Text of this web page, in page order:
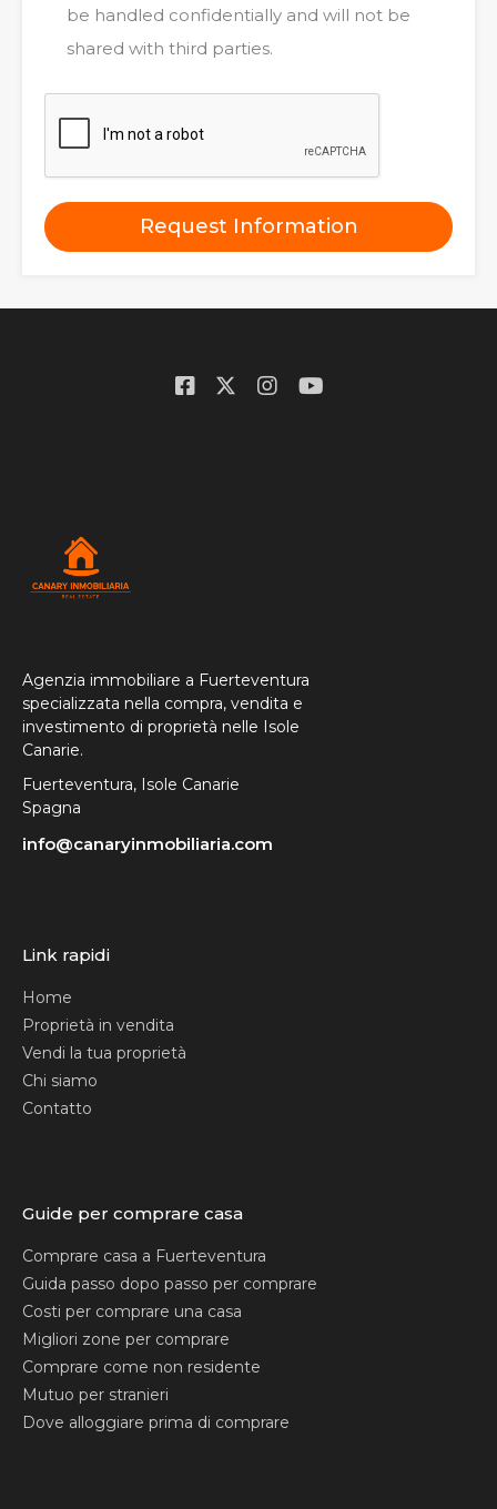
be handled confidentially and will not be
shared with third parties.
Request Information
Agenzia immobiliare a Fuerteventura
specializzata nella compra, vendita e
investimento di proprietà nelle Isole
Canarie.
Fuerteventura, Isole Canarie
Spagna
info@canaryinmobiliaria.com
Link rapidi
Home
Proprietà in vendita
Vendi la tua proprietà
Chi siamo
Contatto
Guide per comprare casa
Comprare casa a Fuerteventura
Guida passo dopo passo per comprare
Costi per comprare una casa
Migliori zone per comprare
Comprare come non residente
Mutuo per stranieri
Dove alloggiare prima di comprare